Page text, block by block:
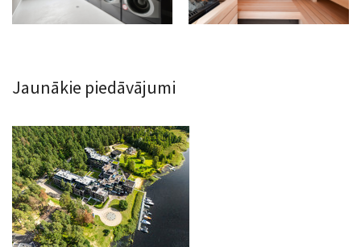
Jaunākie piedāvājumi